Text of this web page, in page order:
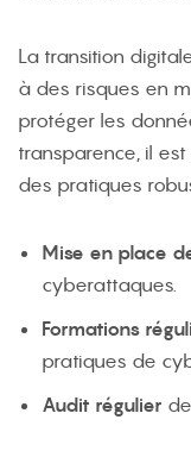
La transition
à des risques en
protéger les
transparence, il
des pratiques
Mise en place
cyberattaques.
Formations
pratiques de
Audit régulier